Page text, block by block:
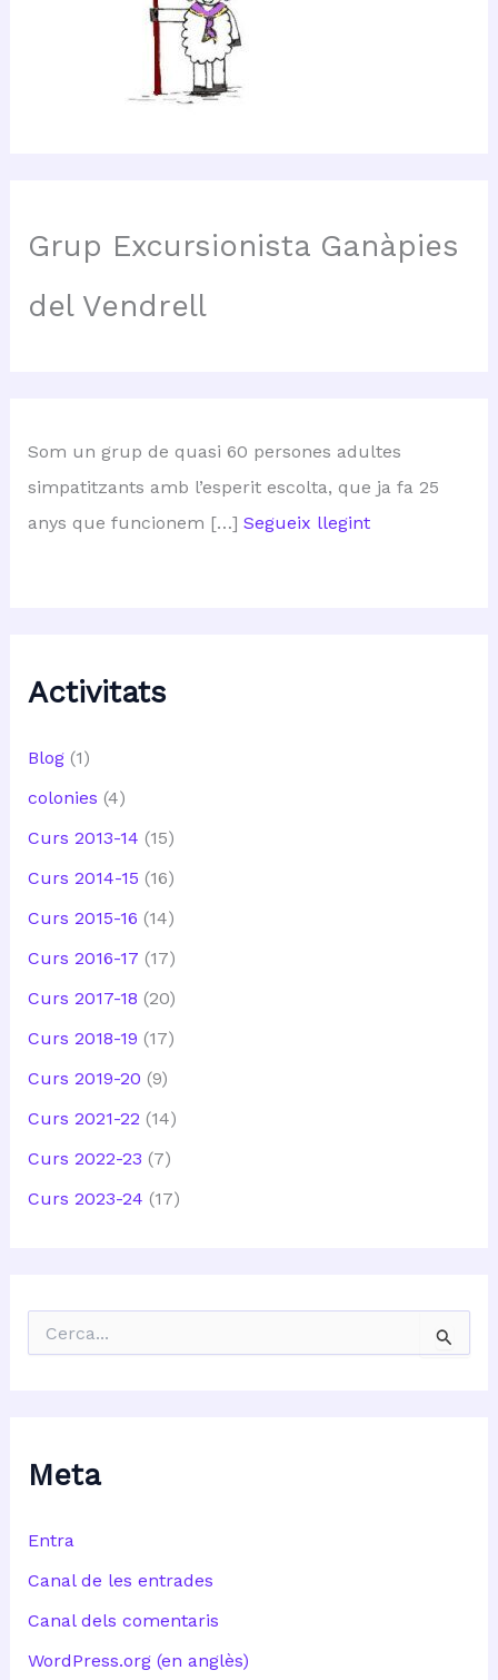
Grup Excursionista Ganàpies
del Vendrell
Som un grup de quasi 60 persones adultes
simpatitzants amb l’esperit escolta, que ja fa 25
anys que funcionem […] Segueix llegint
Activitats
Blog(1)
colonies (4)
Curs 2013-14 (15)
Curs 2014-15 (16)
Curs 2015-16 (14)
Curs 2016-17 (17)
Curs 2017-18 (20)
Curs 2018-19 (17)
Curs 2019-20 (9)
Curs 2021-22 (14)
Curs 2022-23 (7)
Curs 2023-24 (17)
Meta
Entra
Canal de les entrades
Canal dels comentaris
WordPress.org (en anglès)